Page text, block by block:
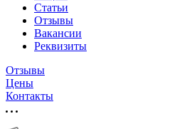
Статьи
Отзывы
Вакансии
Реквизиты
Отзывы
Цены
Контакты